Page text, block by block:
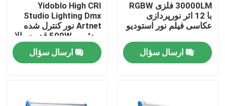
خونه
30000LM فلزی RGBW
با 12 اثر نورپردازی
عکاسی فیلم نور استودیو
ارسال سؤال
Yidoblo High CRI
Studio Lighting Dmx
Artnet نور کنترل شده
ویدئویی 500W قدرت بالا
دو رنگ LED نرم پانل نور
ارسال سؤال